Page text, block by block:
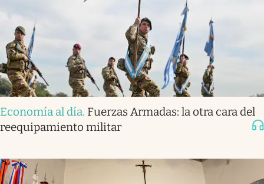
Economía al día. Fuerzas Armadas: la otra cara del
reequipamiento militar